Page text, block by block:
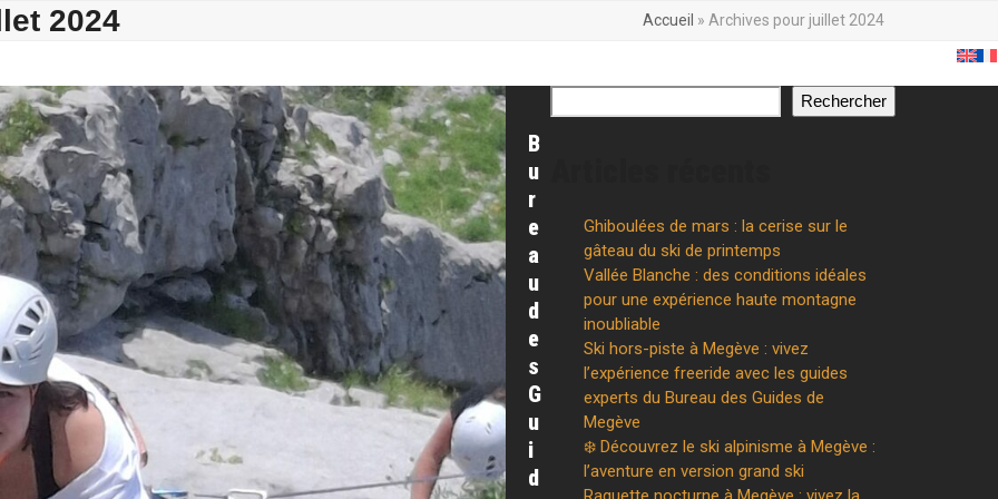
Partenaires
2024 Accueil » Archives pour juillet 2024
Rechercher
Ghiboulées de mars : la cerise sur le
gâteau du ski de printemps
Vallée Blanche : des conditions idéales
pour une expérience haute montagne
inoubliable
Ski hors-piste à Megève : vivez
l’expérience freeride avec les guides
experts du Bureau des Guides de
Megève
❄️ Découvrez le ski alpinisme à Megève :
l’aventure en version grand ski
B
u
r
e
a
u
d
e
s
G
u
i
d